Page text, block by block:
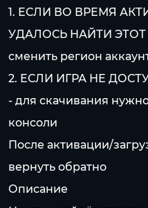
1. ЕСЛИ ВО ВРЕМЯ
УДАЛОСЬ НАЙТИ ЭТОТ
сменить регион
2. ЕСЛИ ИГРА НЕ
- для скачивания
консоли
После активации/
вернуть обратно
Описание